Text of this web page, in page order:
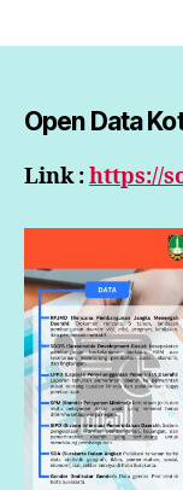
Open Data
Link :https://